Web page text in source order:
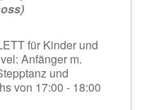
für Kinder und
Anfänger m.
und
von 17:00 - 18:00